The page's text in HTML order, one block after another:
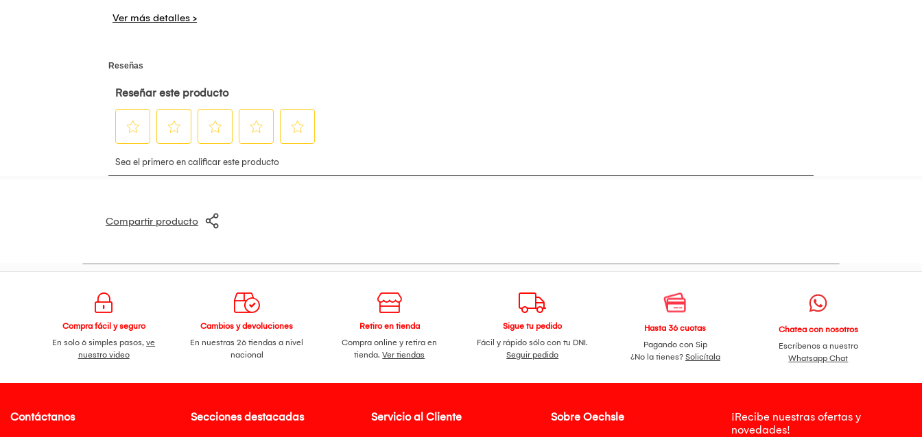
Compartir producto
Compra fácil y seguro
En solo 6 simples pasos,ve
nuestro video
Cambios y devoluciones
En nuestras 26 tiendas a nivel
nacional
Retiro en tienda
Compra online y retira en
tienda.Ver tiendas
Sigue tu pedido
Fácil y rápido sólo con tu DNI.
Seguir pedido
Hasta 36 cuotas
Pagando con Sip
¿No la tienes? Solicítala
Chatea con nosotros
Escríbenos a nuestro
Whatsapp Chat
Secciones destacadas Servicio al Cliente Sobre Oechsle
¡Recibe nuestras ofertas y
novedades!
Contáctanos